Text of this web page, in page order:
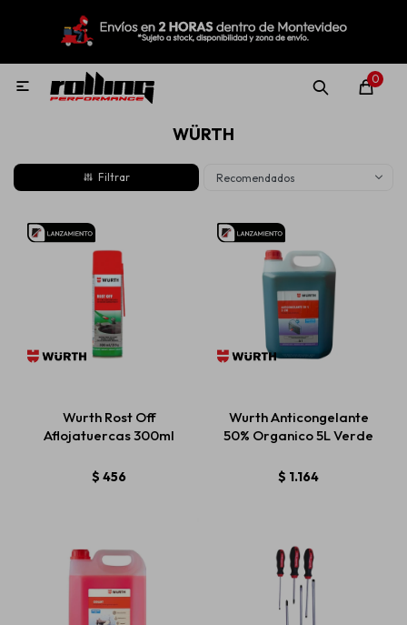
0

WÜRTH
Recomendados
Wurth Rost Off
Aflojatuercas 300ml
$ 456
Wurth Anticongelante
50% Organico 5L Verde
$ 1.164
MI CUENTA
Nuevo! Rolling Repuestos
Lubricantes
Estética automotriz
Baterías